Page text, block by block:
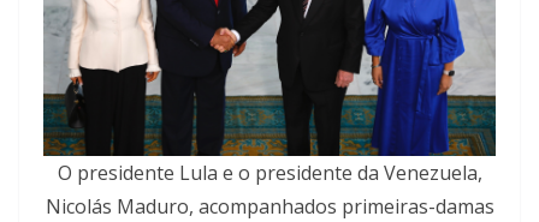
O presidente Lula e o presidente da Venezuela,
Nicolás Maduro, acompanhados primeiras-damas